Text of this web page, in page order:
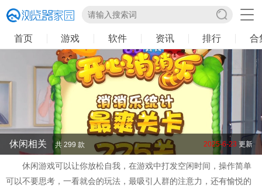
首页 游戏 软件 资讯 排行 合
休闲相关 共 299 款 2025-6-23 更新
休闲游戏可以让你放松自我，在游戏中打发空闲时间，操作简单
可以不要思考，一看就会的玩法，最吸引人群的注意力，还有愉悦的